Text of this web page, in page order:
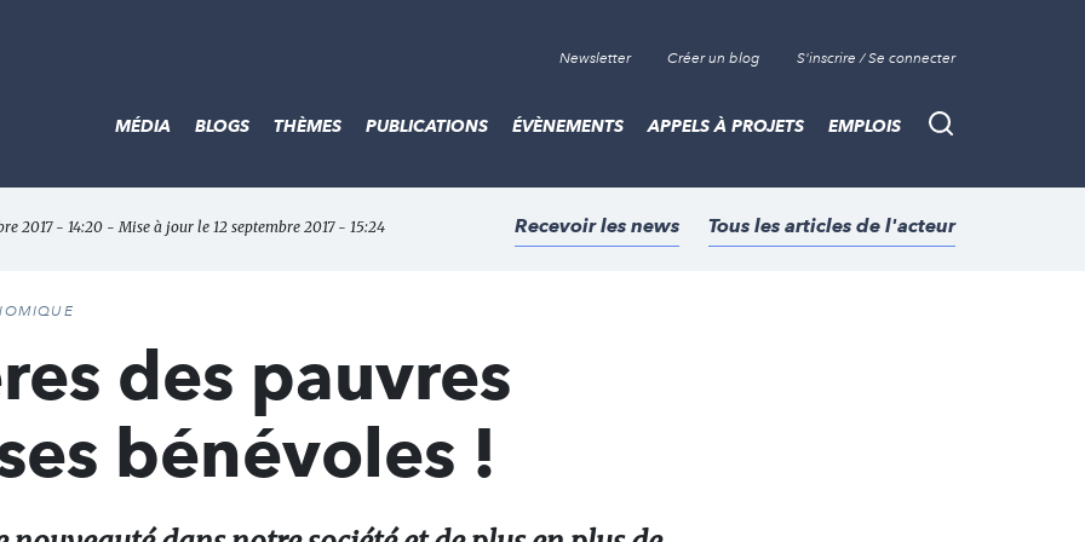
Newsletter Créer un blog S'inscrire / Se connecter
Recherche
MÉDIA BLOGS THÈMES PUBLICATIONS ÉVÈNEMENTS APPELS À PROJETS EMPLOIS
2017 - 14:20 - Mise à jour le 12 septembre 2017 - 15:24 Recevoir les news Tous les articles de l'acteur
des pauvres
bénévoles !